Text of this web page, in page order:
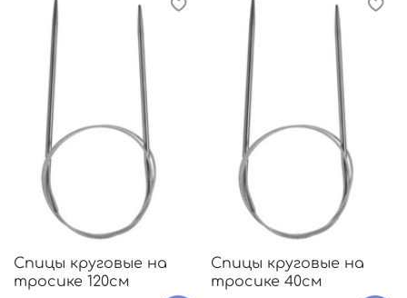
Спицы круговые на
тросике 120см
Спицы круговые на
тросике 40см